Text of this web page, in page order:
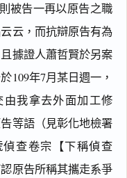
被告一再以原告之職
云，而抗辯原告有為
據證人蕭哲賢於另案
109年7月某日週一，
由我拿去外面加工修
等語（見彰化地檢署
偵查卷宗【下稱偵查
原告所稱其攜走系爭